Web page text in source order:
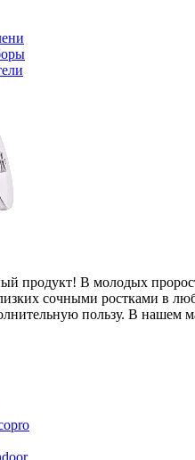
продукт! В молодых
сочными ростками в
пользу. В нашем